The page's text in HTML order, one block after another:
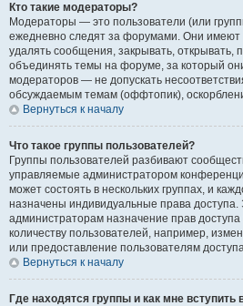
Кто такие модераторы?
Модераторы — это пользователи (или
ежедневно следят за форумами. Они имеют
удалять сообщения, закрывать, открывать,
объединять темы на форуме, за который
модераторов — не допускать
обсуждаемым темам (оффтопик),
Вернуться к началу
Что такое группы пользователей?
Группы пользователей разбивают
управляемые администратором
может состоять в нескольких группах, и
назначены индивидуальные права доступа.
администраторам назначение прав
количеству пользователей, например,
или предоставление пользователям
Вернуться к началу
Где находятся группы и как мне вступить